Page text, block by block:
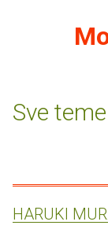
Sve teme
HARUKI